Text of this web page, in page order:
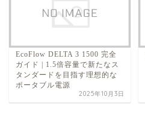
EcoFlow DELTA 3 1500 完全
ガイド | 1.5倍容量で新たなス
タンダードを目指す理想的な
ポータブル電源
2025年10月3日